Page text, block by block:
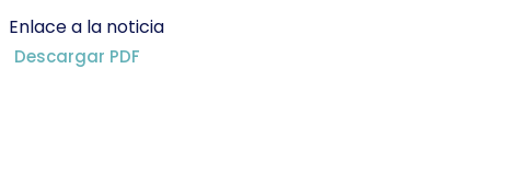
Enlace a la noticia
Descargar PDF